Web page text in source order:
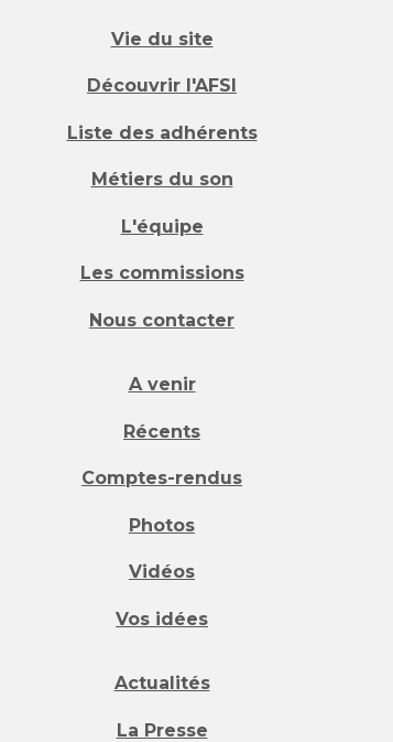
Vie du site
Découvrir l'AFSI
Liste des adhérents
Métiers du son
L'équipe
Les commissions
Nous contacter
A venir
Récents
Comptes-rendus
Photos
Vidéos
Vos idées
Actualités
La Presse